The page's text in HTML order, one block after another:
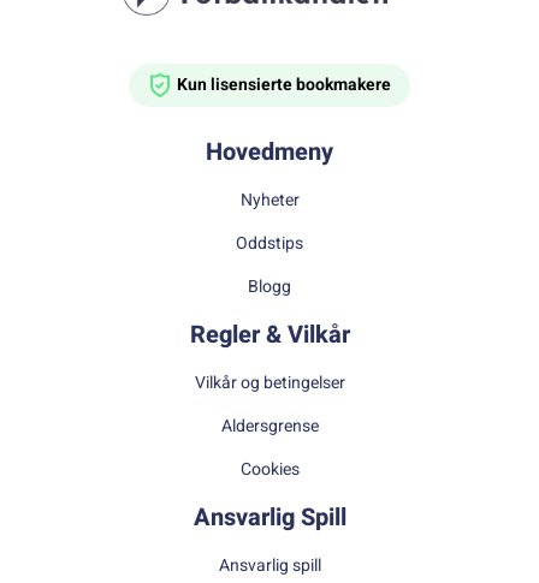
Kun lisensierte bookmakere
Hovedmeny
Nyheter
Oddstips
Blogg
Regler & Vilkår
Vilkår og betingelser
Aldersgrense
Cookies
Ansvarlig Spill
Ansvarlig spill